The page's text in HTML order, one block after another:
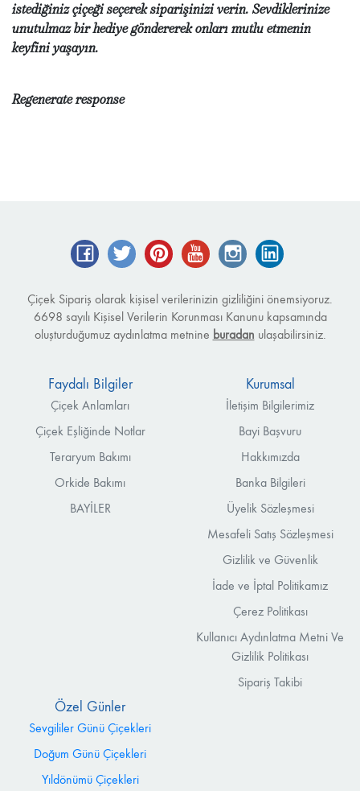
istediğiniz çiçeği seçerek siparişinizi verin. Sevdiklerinize
unutulmaz bir hediye göndererek onları mutlu etmenin
keyfini yaşayın.
Regenerate response
FacebookTwitter Pinterest YouTube Instagram
Çiçek Sipariş olarak kişisel verilerinizin gizliliğini önemsiyoruz.
6698 sayılı Kişisel Verilerin Korunması Kanunu kapsamında
oluşturduğumuz aydınlatma metnine buradan ulaşabilirsiniz.
Faydalı Bilgiler
Çiçek Anlamları
Çiçek Eşliğinde Notlar
Teraryum Bakımı
Orkide Bakımı
BAYİLER
Kurumsal
İletişim Bilgilerimiz
Bayi Başvuru
Hakkımızda
Banka Bilgileri
Üyelik Sözleşmesi
Mesafeli Satış Sözleşmesi
Gizlilik ve Güvenlik
İade ve İptal Politikamız
Çerez Politikası
Kullanıcı Aydınlatma Metni Ve
Gizlilik Politikası
Sipariş Takibi
Özel Günler
Sevgililer Günü Çiçekleri
Doğum Günü Çiçekleri
Yıldönümü Çiçekleri